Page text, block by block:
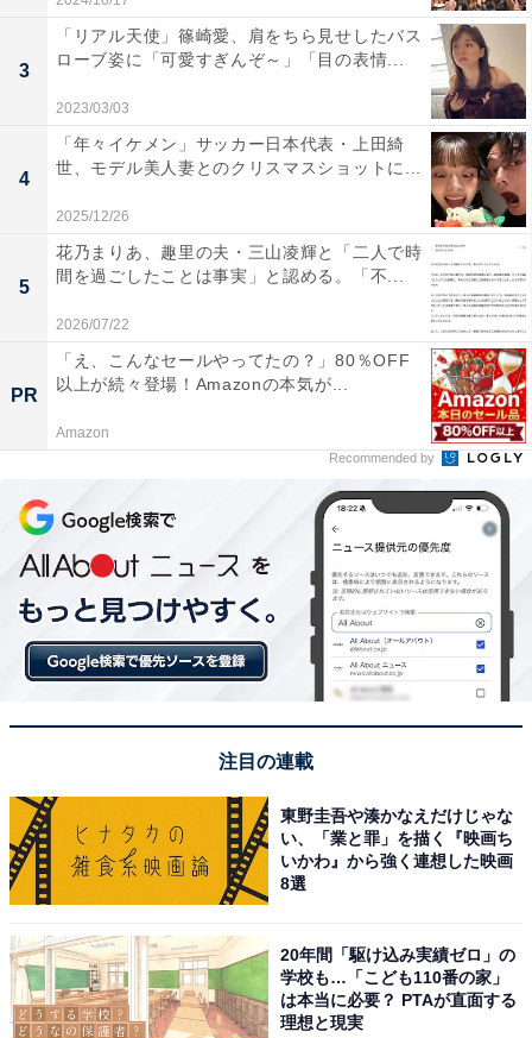
3
「リアル天使」篠崎愛、肩をちら見せしたバス
ローブ姿に「可愛すぎんぞ～」「目の表情...
2023/03/03
4
「年々イケメン」サッカー日本代表・上田綺
世、モデル美人妻とのクリスマスショットに...
2025/12/26
5
花乃まりあ、趣里の夫・三山凌輝と「二人で時
間を過ごしたことは事実」と認める。「不...
2026/07/22
PR
「え、こんなセールやってたの？」80％OFF
以上が続々登場！Amazonの本気が...
Amazon
Recommended by
注目の連載
東野圭吾や湊かなえだけじゃな
い、「業と罪」を描く『映画ち
いかわ』から強く連想した映画
8選
20年間「駆け込み実績ゼロ」の
学校も…「こども110番の家」
は本当に必要？ PTAが直面する
理想と現実